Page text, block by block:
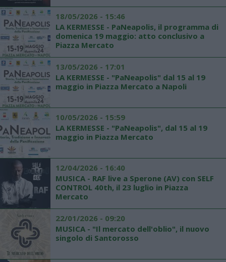
18/05/2026 - 15:46
LA KERMESSE - PaNeapolis, il programma di
domenica 19 maggio: atto conclusivo a
Piazza Mercato
13/05/2026 - 17:01
LA KERMESSE - "PaNeapolis" dal 15 al 19
maggio in Piazza Mercato a Napoli
10/05/2026 - 15:59
LA KERMESSE - "PaNeapolis", dal 15 al 19
maggio in Piazza Mercato
12/04/2026 - 16:40
MUSICA - RAF live a Sperone (AV) con SELF
CONTROL 40th, il 23 luglio in Piazza
Mercato
22/01/2026 - 09:20
MUSICA - "Il mercato dell'oblio", il nuovo
singolo di Santorosso